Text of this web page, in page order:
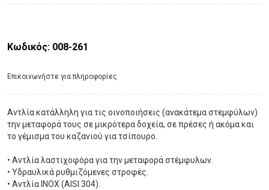
Κωδικός: 008-261
Eπικοινωνήστε για πληροφορίες
Αντλία κατάλληλη για τις οινοποιήσεις (ανακάτεμα στεμφύλων)
την μεταφορά τους σε μικρότερα δοχεία, σε πρέσες ή ακόμα και
το γέμισμα του καζανιού για τσίπουρο.
• Αντλία λαστιχοφόρα για την μεταφορά στέμφυλων.
• Υδραυλικά ρυθμιζόμενες στροφές.
• Αντλία ΙΝΟΧ (AISI 304).